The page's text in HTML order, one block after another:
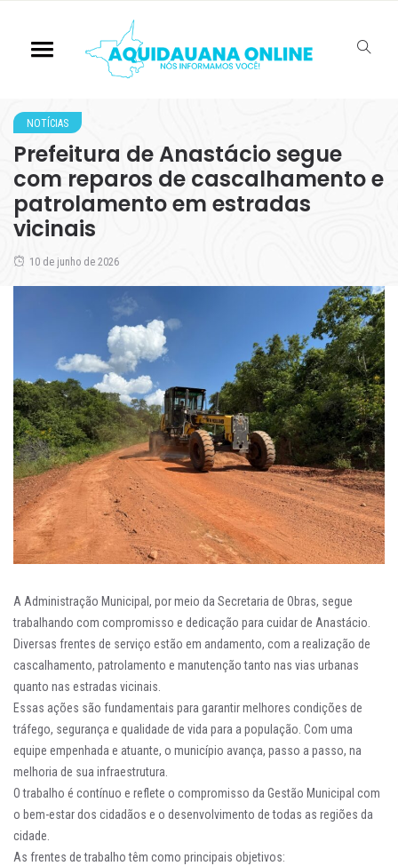
NOTÍCIAS
Prefeitura de Anastácio segue
com reparos de cascalhamento e
patrolamento em estradas
vicinais
10 de junho de 2026
A Administração Municipal, por meio da Secretaria de Obras, segue
trabalhando com compromisso e dedicação para cuidar de Anastácio.
Diversas frentes de serviço estão em andamento, com a realização de
cascalhamento, patrolamento e manutenção tanto nas vias urbanas
quanto nas estradas vicinais.
Essas ações são fundamentais para garantir melhores condições de
tráfego, segurança e qualidade de vida para a população. Com uma
equipe empenhada e atuante, o município avança, passo a passo, na
melhoria de sua infraestrutura.
O trabalho é contínuo e reflete o compromisso da Gestão Municipal com
o bem-estar dos cidadãos e o desenvolvimento de todas as regiões da
cidade.
As frentes de trabalho têm como principais objetivos: